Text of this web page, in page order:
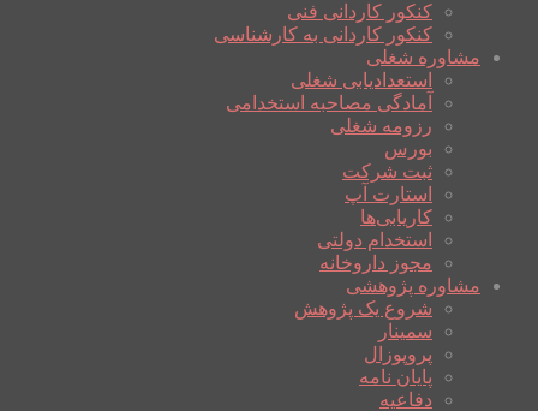
کنکور کاردانی فنی
کنکور کاردانی به کارشناسی
مشاوره شغلی
استعدادیابی شغلی
آمادگی مصاحبه استخدامی
رزومه شغلی
بورس
ثبت شرکت
استارت آپ
کاریابی‌ها
استخدام دولتی
مجوز داروخانه
مشاوره پژوهشی
شروع یک پژوهش
سمینار
پروپوزال
پایان نامه
دفاعیه